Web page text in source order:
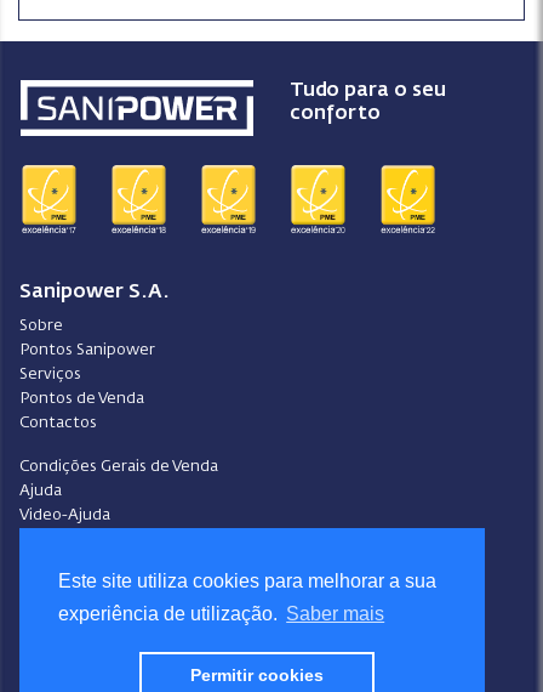
Este site utiliza cookies para melhorar a sua
experiência de utilização. Saber mais
Permitir cookies
Tudo para o seu
conforto
Sanipower S.A.
Sobre
Pontos Sanipower
Serviços
Pontos de Venda
Contactos
Condições Gerais de Venda
Ajuda
Video-Ajuda
Portal do Denunciante
Livro de Reclamações
Siga a Sanipower